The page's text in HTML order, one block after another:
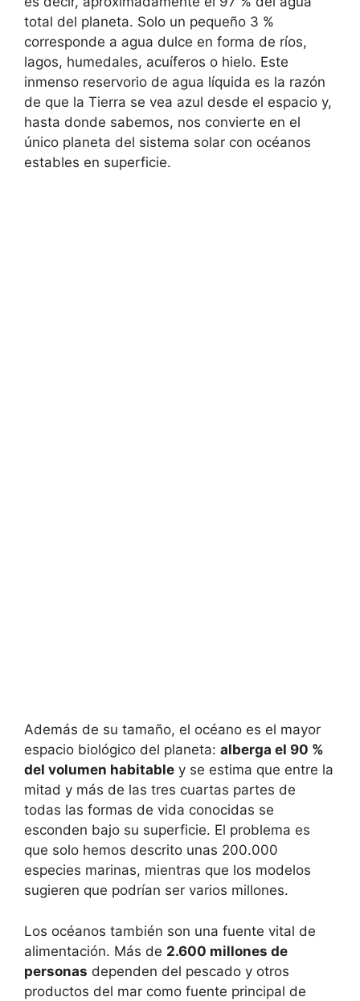
total del planeta. Solo un pequeño 3 %
corresponde a agua dulce en forma de ríos,
lagos, humedales, acuíferos o hielo. Este
inmenso reservorio de agua líquida es la razón
de que la Tierra se vea azul desde el espacio y,
hasta donde sabemos, nos convierte en el
único planeta del sistema solar con océanos
estables en superficie.
Además de su tamaño, el océano es el mayor
espacio biológico del planeta: alberga el 90 %
del volumen habitable y se estima que entre la
mitad y más de las tres cuartas partes de
todas las formas de vida conocidas se
esconden bajo su superficie. El problema es
que solo hemos descrito unas 200.000
especies marinas, mientras que los modelos
sugieren que podrían ser varios millones.
Los océanos también son una fuente vital de
alimentación. Más de 2.600 millones de
personas dependen del pescado y otros
productos del mar como fuente principal de